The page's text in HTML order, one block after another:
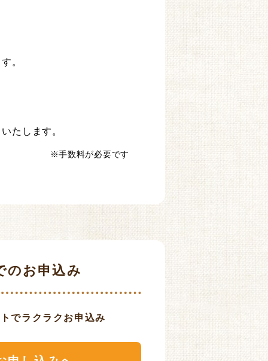
。
たします。
※手数料が必要です
のお申込み
でラクラクお申込み